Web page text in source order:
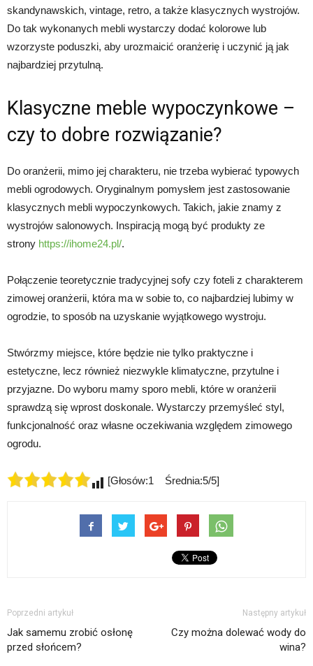
skandynawskich, vintage, retro, a także klasycznych wystrojów.
Do tak wykonanych mebli wystarczy dodać kolorowe lub
wzorzyste poduszki, aby urozmaicić oranżerię i uczynić ją jak
najbardziej przytulną.
Klasyczne meble wypoczynkowe –
czy to dobre rozwiązanie?
Do oranżerii, mimo jej charakteru, nie trzeba wybierać typowych
mebli ogrodowych. Oryginalnym pomysłem jest zastosowanie
klasycznych mebli wypoczynkowych. Takich, jakie znamy z
wystrojów salonowych. Inspiracją mogą być produkty ze
strony https://ihome24.pl/.
Połączenie teoretycznie tradycyjnej sofy czy foteli z charakterem
zimowej oranżerii, która ma w sobie to, co najbardziej lubimy w
ogrodzie, to sposób na uzyskanie wyjątkowego wystroju.
Stwórzmy miejsce, które będzie nie tylko praktyczne i
estetyczne, lecz również niezwykle klimatyczne, przytulne i
przyjazne. Do wyboru mamy sporo mebli, które w oranżerii
sprawdzą się wprost doskonale. Wystarczy przemyśleć styl,
funkcjonalność oraz własne oczekiwania względem zimowego
ogrodu.
[Głosów:1 Średnia:5/5]
Poprzedni artykuł
Jak samemu zrobić osłonę
przed słońcem?
Następny artykuł
Czy można dolewać wody do
wina?